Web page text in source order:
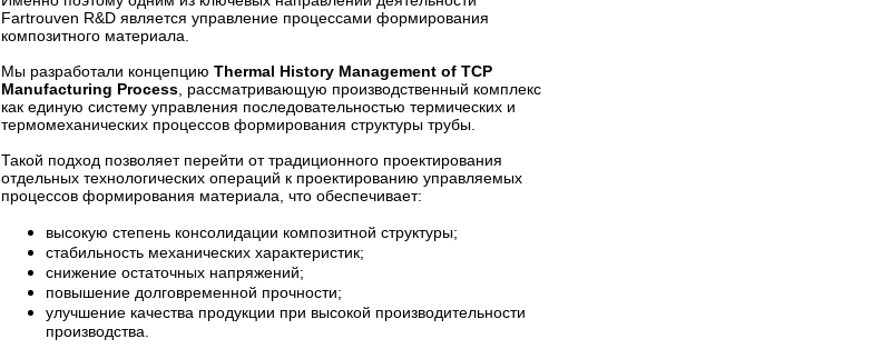
Fartrouven R&D является управление процессами формирования
композитного материала.
Мы разработали концепцию Thermal History Management of TCP
Manufacturing Process , рассматривающую производственный комплекс
как единую систему управления последовательностью термических и
термомеханических процессов формирования структуры трубы.
Такой подход позволяет перейти от традиционного проектирования
отдельных технологических операций к проектированию управляемых
процессов формирования материала, что обеспечивает:
высокую степень консолидации композитной структуры;
стабильность механических характеристик;
снижение остаточных напряжений;
повышение долговременной прочности;
улучшение качества продукции при высокой производительности
производства.